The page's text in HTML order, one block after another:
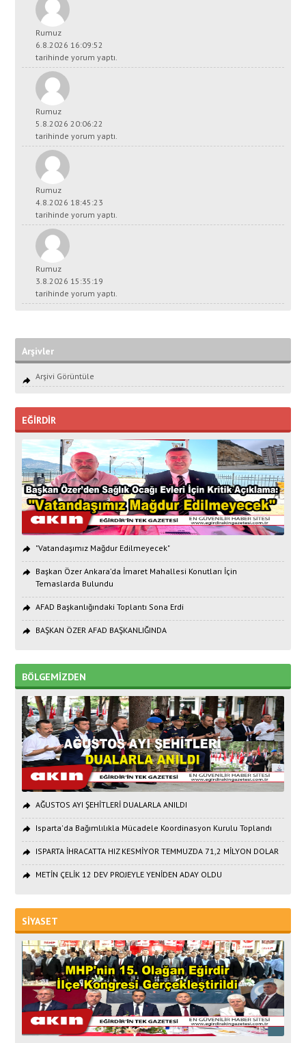
Rumuz
6.8.2026 16:09:52
tarihinde yorum yaptı.
Rumuz
5.8.2026 20:06:22
tarihinde yorum yaptı.
Rumuz
4.8.2026 18:45:23
tarihinde yorum yaptı.
Rumuz
3.8.2026 15:35:19
tarihinde yorum yaptı.
Arşivler
Arşivi Görüntüle
EĞİRDİR
"Vatandaşımız Mağdur Edilmeyecek"
Başkan Özer Ankara’da İmaret Mahallesi Konutları İçin
Temaslarda Bulundu
AFAD Başkanlığındaki Toplantı Sona Erdi
BAŞKAN ÖZER AFAD BAŞKANLIĞINDA
BÖLGEMİZDEN
AĞUSTOS AYI ŞEHİTLERİ DUALARLA ANILDI
Isparta'da Bağımlılıkla Mücadele Koordinasyon Kurulu Toplandı
ISPARTA İHRACATTA HIZ KESMİYOR TEMMUZDA 71,2 MİLYON DOLAR
METİN ÇELİK 12 DEV PROJEYLE YENİDEN ADAY OLDU
SİYASET